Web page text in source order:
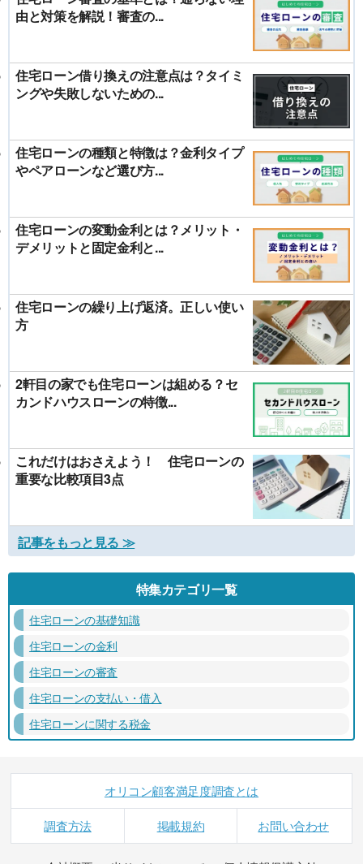
由と対策を解説！審査の...
住宅ローン借り換えの注意点は？タイミ
ングや失敗しないための...
住宅ローンの種類と特徴は？金利タイプ
やペアローンなど選び方...
住宅ローンの変動金利とは？メリット・
デメリットと固定金利と...
住宅ローンの繰り上げ返済。正しい使い
方
2軒目の家でも住宅ローンは組める？セ
カンドハウスローンの特徴...
これだけはおさえよう！ 住宅ローンの
重要な比較項目3点
記事をもっと見る ≫
特集カテゴリ一覧
住宅ローンの基礎知識
住宅ローンの金利
住宅ローンの審査
住宅ローンの支払い・借入
住宅ローンに関する税金
オリコン顧客満足度調査とは
調査方法 掲載規約 お問い合わせ